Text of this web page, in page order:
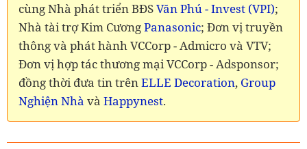
cùng Nhà phát triển BĐSVăn Phú - Invest (VPI);
Nhà tài trợ Kim CươngPanasonic; Đơn vị truyền
thông và phát hành VCCorp - Admicro và VTV;
Đơn vị hợp tác thương mại VCCorp - Adsponsor;
đồng thời đưa tin trênELLE Decoration, Group
Nghiện Nhà và Happynest.